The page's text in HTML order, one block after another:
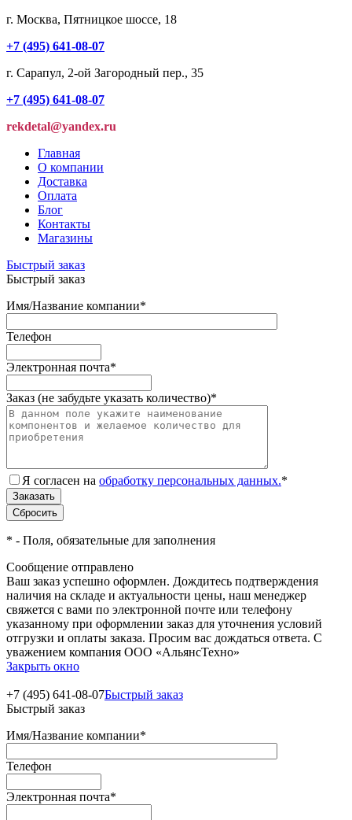
г. Москва, Пятницкое шоссе, 18
+7 (495) 641-08-07
г. Сарапул, 2-ой Загородный пер., 35
+7 (495) 641-08-07
rekdetal@yandex.ru
Главная
О компании
Доставка
Оплата
Блог
Контакты
Магазины
Быстрый заказ
Быстрый заказ
Имя/Название компании*
Телефон
Электронная почта*
Заказ (не забудьте указать количество)*
Я согласен на обработку персональных данных.*
* - Поля, обязательные для заполнения
Сообщение отправлено
Ваш заказ успешно оформлен. Дождитесь подтверждения
наличия на складе и актуальности цены, наш менеджер
свяжется с вами по электронной почте или телефону
указанному при оформлении заказ для уточнения условий
отгрузки и оплаты заказа. Просим вас дождаться ответа. С
уважением компания ООО «АльянсТехно»
Закрыть окно
+7 (495) 641-08-07Быстрый заказ
Быстрый заказ
Имя/Название компании*
Телефон
Электронная почта*